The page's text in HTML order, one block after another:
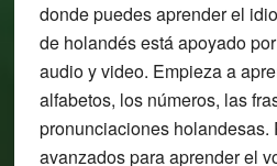
donde puedes aprender el
de holandés está apoyado
audio y video. Empieza a
alfabetos, los números, las
pronunciaciones holandesas.
avanzados para aprender el